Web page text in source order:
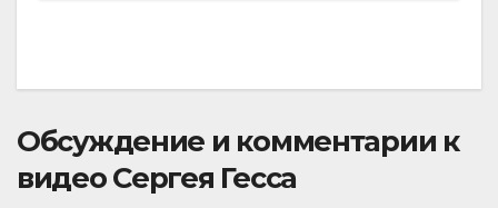
Обсуждение и комментарии к
видео Сергея Гесса